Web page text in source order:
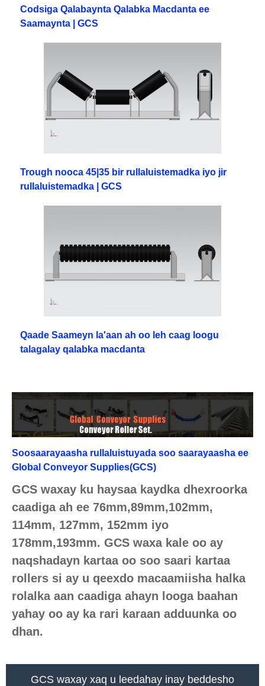
Codsiga Qalabaynta Qalabka Macdanta ee
Saamaynta | GCS
Trough nooca 45|35 bir rullaluistemadka iyo jir
rullaluistemadka | GCS
Qaade Saameyn la'aan ah oo leh caag loogu
talagalay qalabka macdanta
Soosaarayaasha rullaluistuyada soo saarayaasha ee
Global Conveyor Supplies(GCS)
GCS waxay ku haysaa kaydka dhexroorka
caadiga ah ee 76mm,89mm,102mm,
114mm, 127mm, 152mm iyo
178mm,193mm. GCS waxa kale oo ay
naqshadayn kartaa oo soo saari kartaa
rollers si ay u qeexdo macaamiisha halka
rolalka aan caadiga ahayn looga baahan
yahay oo ay ka rari karaan adduunka oo
dhan.
GCS waxay xaq u leedahay inay beddesho